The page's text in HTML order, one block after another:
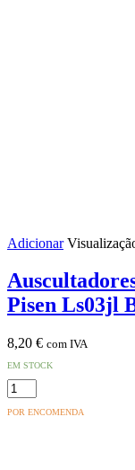
Adicionar
Pisen Ls03jl
8,20 € com IVA
EM STOCK
Quantidade
de
Auscultadores
POR ENCOMENDA